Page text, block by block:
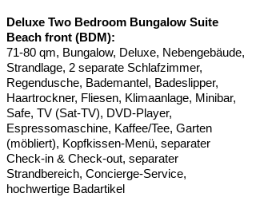
Deluxe Two Bedroom Bungalow Suite
Beach front (BDM):
71-80 qm, Bungalow, Deluxe, Nebengebäude,
Strandlage, 2 separate Schlafzimmer,
Regendusche, Bademantel, Badeslipper,
Haartrockner, Fliesen, Klimaanlage, Minibar,
Safe, TV (Sat-TV), DVD-Player,
Espressomaschine, Kaffee/Tee, Garten
(möbliert), Kopfkissen-Menü, separater
Check-in & Check-out, separater
Strandbereich, Concierge-Service,
hochwertige Badartikel